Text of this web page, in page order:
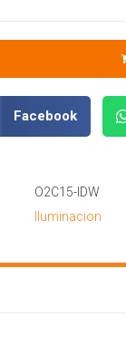
Facebook
O2C15-IDW
Iluminacion